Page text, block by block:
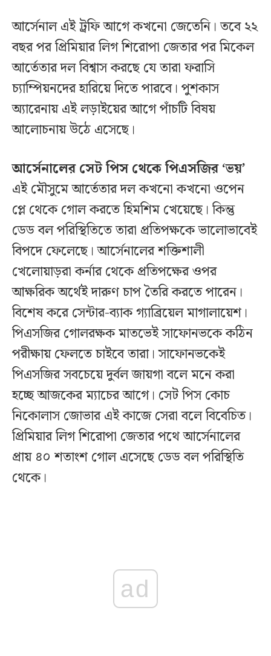
আর্সেনাল এই ট্রফি আগে কখনো জেতেনি। তবে ২২
বছর পর প্রিমিয়ার লিগ শিরোপা জেতার পর মিকেল
আর্তেতার দল বিশ্বাস করছে যে তারা ফরাসি
চ্যাম্পিয়নদের হারিয়ে দিতে পারবে। পুশকাস
অ্যারেনায় এই লড়াইয়ের আগে পাঁচটি বিষয়
আলোচনায় উঠে এসেছে।
আর্সেনালের সেট পিস থেকে পিএসজির ‘ভয়’
এই মৌসুমে আর্তেতার দল কখনো কখনো ওপেন
প্লে থেকে গোল করতে হিমশিম খেয়েছে। কিন্তু
ডেড বল পরিস্থিতিতে তারা প্রতিপক্ষকে ভালোভাবেই
বিপদে ফেলেছে। আর্সেনালের শক্তিশালী
খেলোয়াড়রা কর্নার থেকে প্রতিপক্ষের ওপর
আক্ষরিক অর্থেই দারুণ চাপ তৈরি করতে পারেন।
বিশেষ করে সেন্টার-ব্যাক গ্যাব্রিয়েল মাগালায়েশ।
পিএসজির গোলরক্ষক মাতভেই সাফোনভকে কঠিন
পরীক্ষায় ফেলতে চাইবে তারা। সাফোনভকেই
পিএসজির সবচেয়ে দুর্বল জায়গা বলে মনে করা
হচ্ছে আজকের ম্যাচের আগে। সেট পিস কোচ
নিকোলাস জোভার এই কাজে সেরা বলে বিবেচিত।
প্রিমিয়ার লিগ শিরোপা জেতার পথে আর্সেনালের
প্রায় ৪০ শতাংশ গোল এসেছে ডেড বল পরিস্থিতি
থেকে।
ad